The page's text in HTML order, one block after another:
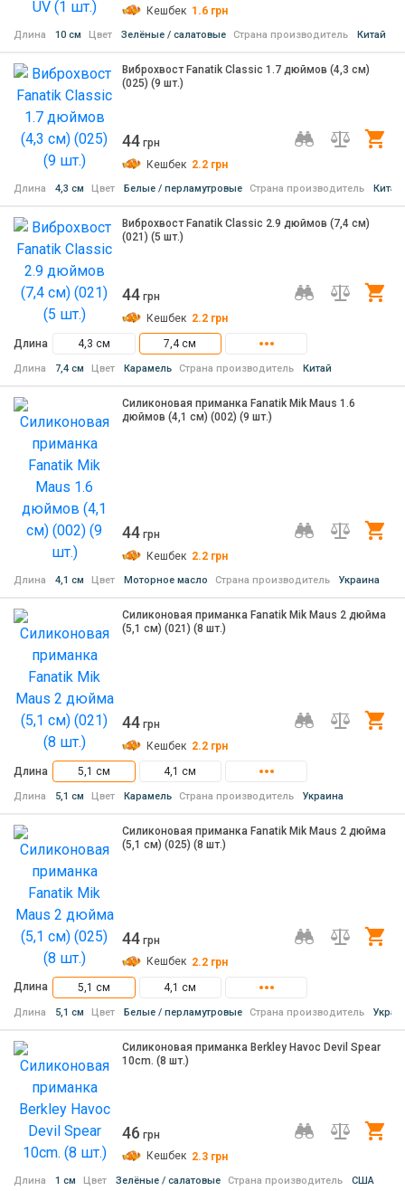
Кешбек 1.6 грн
Длина 10 см Цвет Зелёные / салатовые Страна производитель Китай
Виброхвост Fanatik Classic 1.7 дюймов (4,3 см)
(025) (9 шт.)
44 грн
Кешбек 2.2 грн
Длина 4,3 см Цвет Белые / перламутровые Страна производитель Китай
Виброхвост Fanatik Classic 2.9 дюймов (7,4 см)
(021) (5 шт.)
44 грн
Кешбек 2.2 грн
Длина
4,3 см 7,4 см
Длина 7,4 см Цвет Карамель Страна производитель Китай
Силиконовая приманка Fanatik Mik Maus 1.6
дюймов (4,1 см) (002) (9 шт.)
44 грн
Кешбек 2.2 грн
Длина 4,1 см Цвет Моторное масло Страна производитель Украина
Силиконовая приманка Fanatik Mik Maus 2 дюйма
(5,1 см) (021) (8 шт.)
44 грн
Кешбек 2.2 грн
Длина
5,1 см 4,1 см
Длина 5,1 см Цвет Карамель Страна производитель Украина
Силиконовая приманка Fanatik Mik Maus 2 дюйма
(5,1 см) (025) (8 шт.)
44 грн
Кешбек 2.2 грн
Длина
5,1 см 4,1 см
Длина 5,1 см Цвет Белые / перламутровые Страна производитель
Силиконовая приманка Berkley Havoc Devil Spear
10cm. (8 шт.)
46 грн
Кешбек 2.3 грн
Длина 1 см Цвет Зелёные / салатовые Страна производитель США